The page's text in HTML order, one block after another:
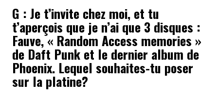
G : Je t’invite chez moi, et tu
t’aperçois que je n’ai que 3 disques :
Fauve, « Random Access memories »
de Daft Punk et le dernier album de
Phoenix. Lequel souhaites-tu poser
sur la platine?